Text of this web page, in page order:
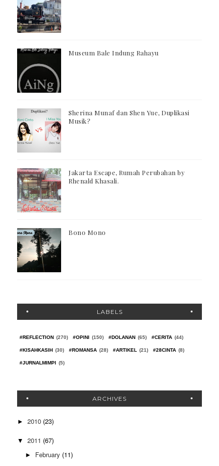
Museum Bale Indung Rahayu
Sherina Munaf dan Shen Yue, Duplikasi
Musik?
Jakarta Escape, Rumah Perubahan by
Rhenald Khasali.
Bono Mono
LABELS
#REFLECTION (270) #OPINI (150) #DOLANAN (65) #CERITA (44)
#KISAHKASIH (30) #ROMANSA (28) #ARTIKEL (21) #28CINTA (8)
#JURNALMIMPI (5)
ARCHIVES
► 2010 (23)
▼ 2011 (67)
► February (11)